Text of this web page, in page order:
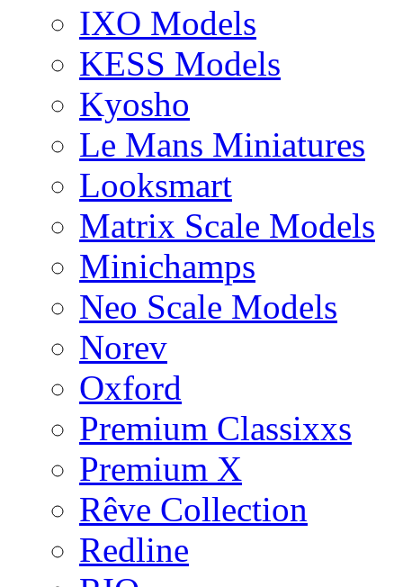
IXO Models
KESS Models
Kyosho
Le Mans Miniatures
Looksmart
Matrix Scale Models
Minichamps
Neo Scale Models
Norev
Oxford
Premium Classixxs
Premium X
Rêve Collection
Redline